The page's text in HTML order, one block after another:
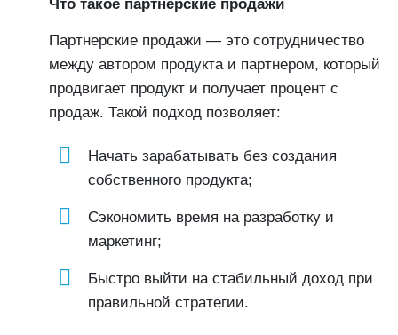
Что такое партнерские продажи
Партнерские продажи — это сотрудничество
между автором продукта и партнером, который
продвигает продукт и получает процент с
продаж. Такой подход позволяет:
Начать зарабатывать без создания
собственного продукта;
Сэкономить время на разработку и
маркетинг;
Быстро выйти на стабильный доход при
правильной стратегии.